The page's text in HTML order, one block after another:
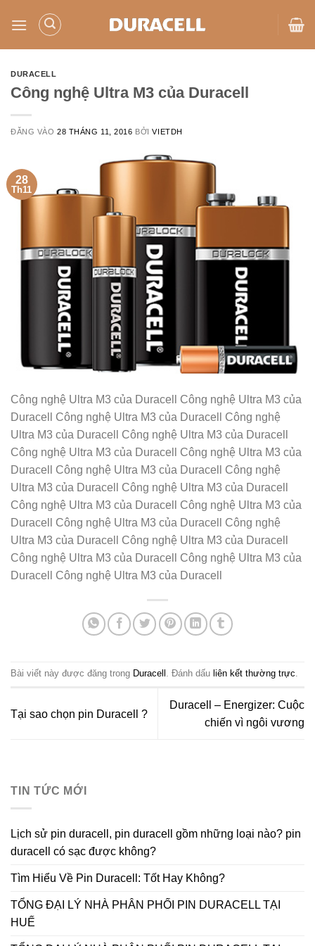
qua
TIN TỨC MỚI
Lịch sử pin duracell, pin duracell gồm những loại nào? pin
duracell có sạc được không?
Tìm Hiểu Về Pin Duracell: Tốt Hay Không?
TỔNG ĐẠI LÝ NHÀ PHÂN PHỐI PIN DURACELL TẠI
HUẾ
DURACELL
Công nghệ Ultra M3 của Duracell
ĐĂNG VÀO28 THÁNG 11, 2016 BỞIVIETDH
28
Th11
Công nghệ Ultra M3 của Duracell Công nghệ Ultra M3 của
Duracell Công nghệ Ultra M3 của Duracell Công nghệ
Ultra M3 của Duracell Công nghệ Ultra M3 của Duracell
Công nghệ Ultra M3 của Duracell Công nghệ Ultra M3 của
Duracell Công nghệ Ultra M3 của Duracell Công nghệ
Ultra M3 của Duracell Công nghệ Ultra M3 của Duracell
Công nghệ Ultra M3 của Duracell Công nghệ Ultra M3 của
Duracell Công nghệ Ultra M3 của Duracell Công nghệ
Ultra M3 của Duracell Công nghệ Ultra M3 của Duracell
Công nghệ Ultra M3 của Duracell Công nghệ Ultra M3 của
Duracell Công nghệ Ultra M3 của Duracell
Bài viết này được đăng trong Duracell . Đánh dấu liên kết thường trực.
Tại sao chọn pin Duracell ?
Duracell – Energizer: Cuộc
chiến vì ngôi vương